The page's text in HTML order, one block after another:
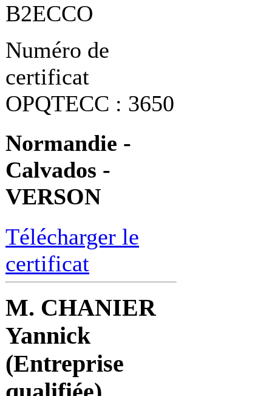
B2ECCO
Numéro de
certificat
OPQTECC : 3650
Normandie -
Calvados -
VERSON
Télécharger le
certificat
M. CHANIER
Yannick
(Entreprise